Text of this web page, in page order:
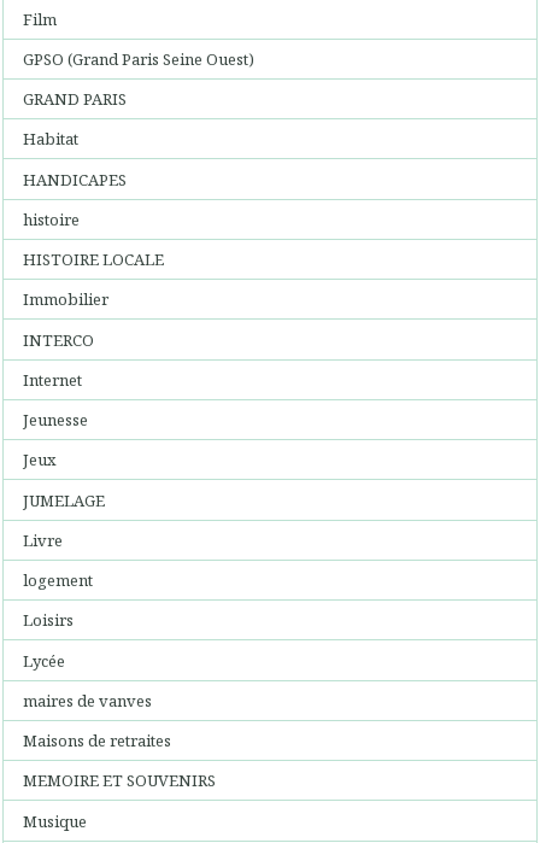
Film
GPSO (Grand Paris Seine Ouest)
GRAND PARIS
Habitat
HANDICAPES
histoire
HISTOIRE LOCALE
Immobilier
INTERCO
Internet
Jeunesse
Jeux
JUMELAGE
Livre
logement
Loisirs
Lycée
maires de vanves
Maisons de retraites
MEMOIRE ET SOUVENIRS
Musique